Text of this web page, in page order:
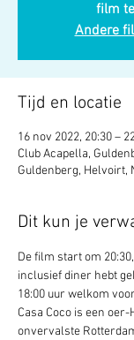
film
Andere
Tijd en locatie
16 nov 2022, 20:30 –
Club Acapella,
Guldenberg, Helvoirt,
Dit kun je
De film start om
inclusief diner hebt
18:00 uur welkom
Casa Coco is een
onvervalste